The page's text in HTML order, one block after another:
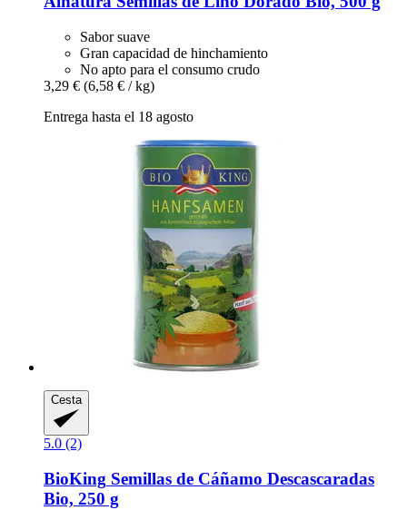
Sabor suave
Gran capacidad de hinchamiento
No apto para el consumo crudo
3,29 € (6,58 € / kg)
Entrega hasta el 18 agosto
Cesta
5.0 (2)
BioKing Semillas de Cáñamo Descascaradas
Bio, 250 g